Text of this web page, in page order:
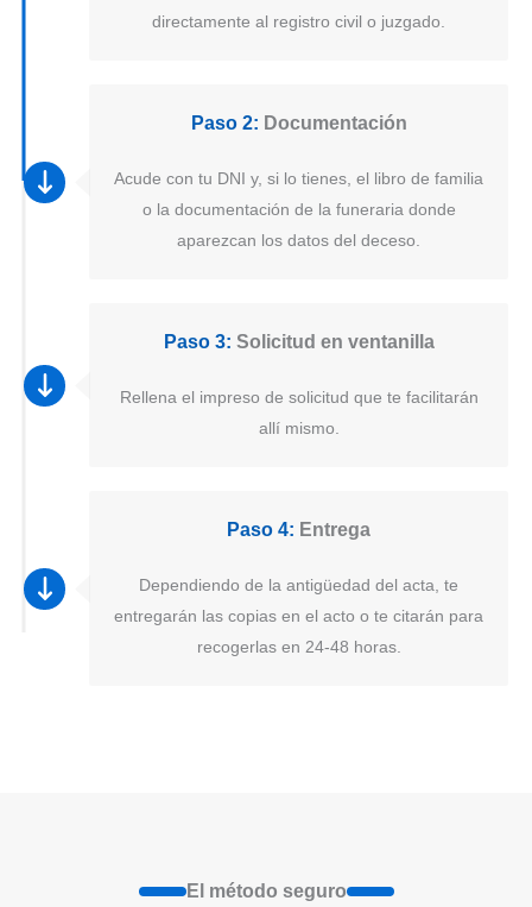
directamente al registro civil o juzgado.
Paso 2: Documentación
Acude con tu DNI y, si lo tienes, el libro de familia
o la documentación de la funeraria donde
aparezcan los datos del deceso.
Paso 3: Solicitud en ventanilla
Rellena el impreso de solicitud que te facilitarán
allí mismo.
Paso 4: Entrega
Dependiendo de la antigüedad del acta, te
entregarán las copias en el acto o te citarán para
recogerlas en 24-48 horas.
El método seguro